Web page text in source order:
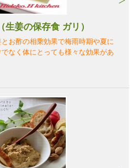
姜の保存食 ガリ）
お酢の相乗効果で梅雨時期や夏に
なく体にとっても様々な効果があ